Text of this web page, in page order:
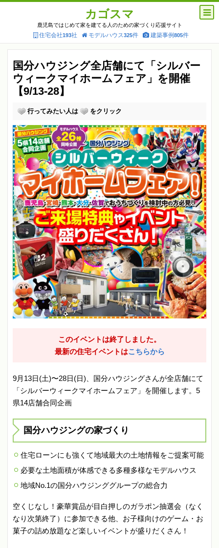
カゴスマ
鹿児島ではじめて家を建てる人のための家づくり応援サイト
住宅会社193社 モデルハウス325件 建築事例805件
国分ハウジング全店舗にて「シルバー
ウィークマイホームフェア」を開催
【9/13-28】
行ってみたい人は をクリック
このイベントは終了しました。
最新の住宅イベントはこちらから
9月13日(土)〜28日(日)、国分ハウジングさんが全店舗にて
「シルバーウィークマイホームフェア」を開催します。5
県14店舗合同企画
国分ハウジングの家づくり
住宅ローンにも強くて地域最大の土地情報をご提案可能
必要な土地面積が体感できる多種多様なモデルハウス
地域No.1の国分ハウジンググループの総合力
空くじなし！豪華賞品が目白押しのガラポン抽選会（なく
なり次第終了）に参加できる他、お子様向けのゲーム・お
菓子の詰め放題など楽しいイベントが盛りだくさん！